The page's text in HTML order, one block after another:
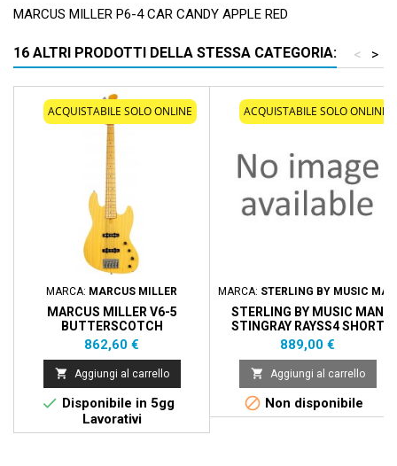
MARCUS MILLER P6-4 CAR CANDY APPLE RED
16 ALTRI PRODOTTI DELLA STESSA CATEGORIA: >
<
ACQUISTABILE SOLO ONLINE
MARCA: MARCUS MILLER
MARCUS MILLER V6-5
BUTTERSCOTCH
Prezzo
862,60 €
 Aggiungi al carrello
 Disponibile in 5gg
Lavorativi
ACQUISTABILE SOLO ONLINE
MARCA: STERLING BY MUSIC MAN
STERLING BY MUSIC MAN
STINGRAY RAYSS4 SHORT
SCALE PURPLE SPARKLE
Prezzo
889,00 €
 Aggiungi al carrello
 Non disponibile